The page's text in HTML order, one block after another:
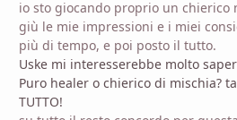
io sto giocando proprio un chierico
giù le mie impressioni e i miei
più di tempo, e poi posto il tutto.
Uske mi interesserebbe molto
Puro healer o chierico di mischia?
TUTTO!